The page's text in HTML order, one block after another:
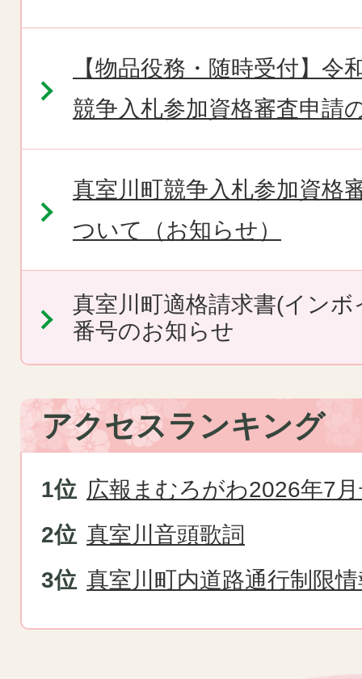
【物品役務・随時受付】令
競争入札参加資格審査申請
真室川町競争入札参加資格
ついて（お知らせ）
真室川町適格請求書(イン
番号のお知らせ
アクセスランキング
広報まむろがわ2026年7
真室川音頭歌詞
真室川町内道路通行制限